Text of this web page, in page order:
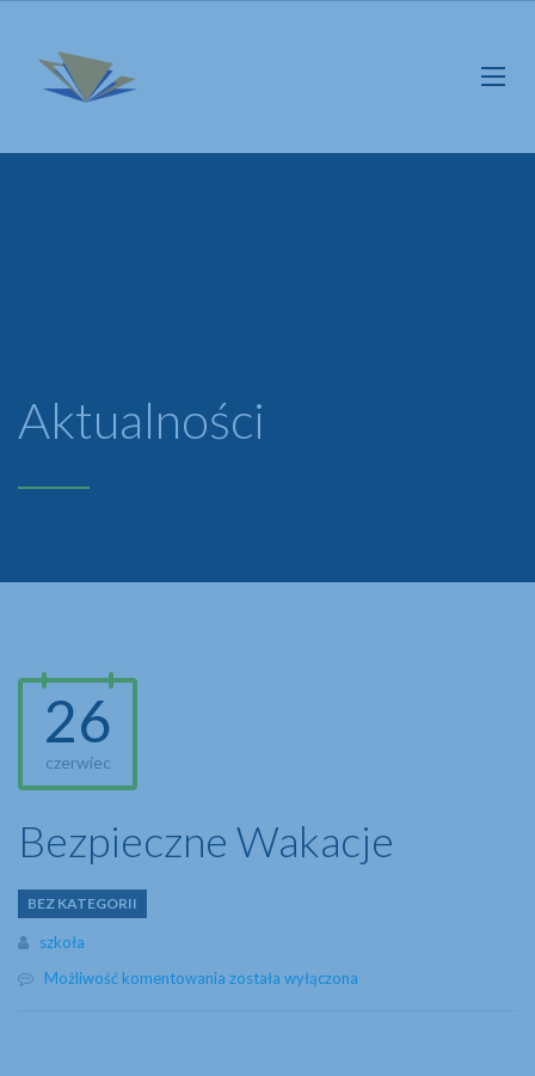
Aktualności
26
czerwiec
Bezpieczne Wakacje
BEZ KATEGORII
Author
szkoła
Możliwość komentowania Bezpieczne
została wyłączona